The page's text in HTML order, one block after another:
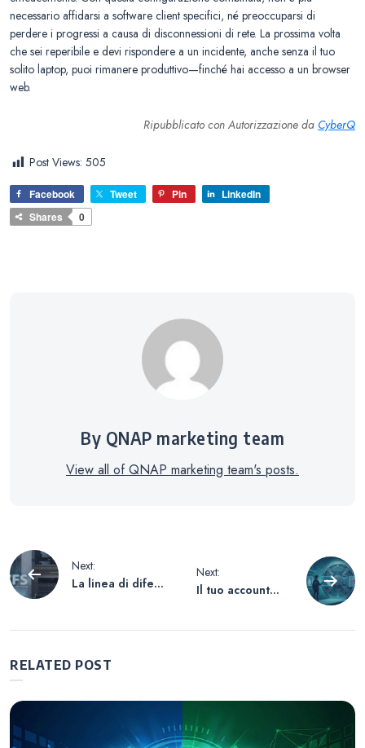
necessario affidarsi a software client specifici, né preoccuparsi di
perdere i progressi a causa di disconnessioni di rete. La prossima volta
che sei reperibile e devi rispondere a un incidente, anche senza il tuo
solito laptop, puoi rimanere produttivo—finché hai accesso a un browser
web.
Ripubblicato con Autorizzazione da CyberQ
Post Views: 505
Facebook Tweet Pin
LinkedIn
Shares
0
By QNAP marketing team
View all of QNAP marketing team's posts.
Navigazione
articoli
Next:
La linea di difesa
dispositivi ZFS
Next:
Il tuo account
l’evoluzione
e e dell’accesso
RELATED POST